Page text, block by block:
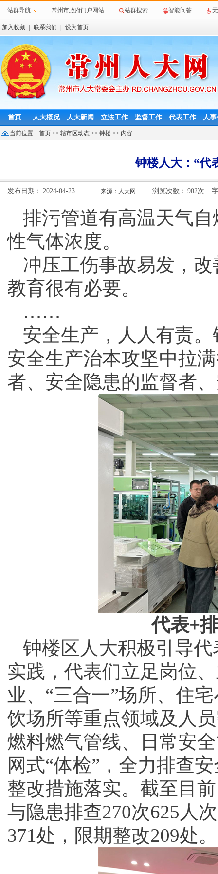
站群导航 常州市政府门户网站 站群搜索 智能问答
加入收藏 联系我们 设为首页
首页 人大概况 人大新闻 立法工作 监督工作 代表工作 人
当前位置： 首页 >> 辖市区动态 >> 钟楼 >> 内容
钟楼人大：“代
发布日期： 2024-04-23 来源：人大网 浏览次数： 902次
排污管道有高温天气
性气体浓度。
冲压工伤事故易发，
教育很有必要。
……
安全生产，人人有责
安全生产治本攻坚中拉
者、安全隐患的监督者
代表+
钟楼区人大积极引导
实践，代表们立足岗位
业、“三合一”场所、住
饮场所等重点领域及人
燃料燃气管线、日常安
网式“体检”，全力排查
整改措施落实。截至目
与隐患排查270次625人
371处，限期整改209处。